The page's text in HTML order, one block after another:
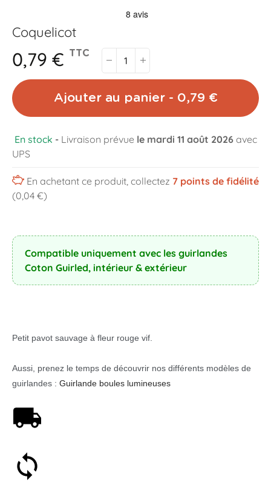
Coquelicot
0,79 € TTC
Ajouter au panier - 0,79 €
En stock - Livraison prévue le mardi 11 août 2026 avec
UPS
En achetant ce produit, collectez 7points de fidélité
(0,04 €)
Compatible uniquement avec les guirlandes
Coton Guirled, intérieur & extérieur
Petit pavot sauvage à fleur rouge vif.
Aussi, prenez le temps de découvrir nos différents modèles de
guirlandes : Guirlande boules lumineuses